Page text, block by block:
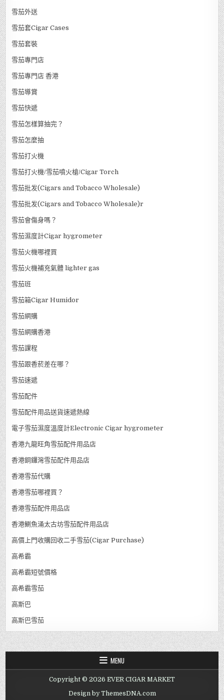
雪茄外送
雪茄套Cigar Cases
雪茄套裝
雪茄專門店
雪茄專門店 香港
雪茄導賞
雪茄快遞
雪茄怎樣算抽完？
雪茄怎麼抽
雪茄打火機
雪茄打火機/雪茄噴火槍/Cigar Torch
雪茄批发(Cigars and Tobacco Wholesale)
雪茄批发(Cigars and Tobacco Wholesale)r
雪茄會傷身嗎？
雪茄濕度計Cigar hygrometer
雪茄火機哪裡買
雪茄火機補充氣體 lighter gas
雪茄班
雪茄箱Cigar Humidor
雪茄網購
雪茄網購香港
雪茄課程
雪茄跟香菸差在哪？
雪茄速遞
雪茄配件
雪茄配件用品送貨速遞熱線
電子雪茄濕度溫度計Electronic Cigar hygrometer
香港九龍旺角雪茄配件用品店
香港銅鑼灣雪茄配件用品店
香港雪茄代購
香港雪茄哪裡買？
香港雪茄配件用品店
香港鰂魚涌太古坊雪茄配件用品店
高價上門收購回收二手雪茄(Cigar Purchase)
高希霸
高希霸短號價格
高希霸雪茄
高斯巴
高斯巴雪茄
MENU
Copyright © 2026 EVER CIGAR MARKET
Design by ThemesDNA.com